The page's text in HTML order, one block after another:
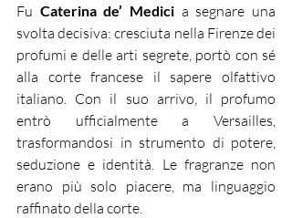
Fu Caterina de’ Medici a segnare una
svolta decisiva: cresciuta nella Firenze dei
profumi e delle arti segrete, portò con sé
alla corte francese il sapere olfattivo
italiano. Con il suo arrivo, il profumo
entrò ufficialmente a Versailles,
trasformandosi in strumento di potere,
seduzione e identità. Le fragranze non
erano più solo piacere, ma linguaggio
raffinato della corte.